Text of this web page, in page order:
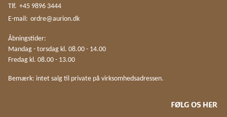
Tlf. +45 9896 3444
E-mail: ordre@aurion.dk
Åbningstider:
Mandag - torsdag kl. 08.00 - 14.00
Fredag kl. 08.00 - 13.00
Bemærk: intet salg til private på virksomhedsadressen.
FØLG OS HER